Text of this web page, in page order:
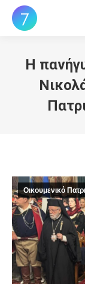
Η
Οικουμενικό